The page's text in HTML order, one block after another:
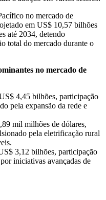
no mercado de
em US$ 10,57 bilhões
até 2034, detendo
total do mercado durante o
no mercado de
4,45 bilhões, participação
pela expansão da rede e
mil milhões de dólares,
pela eletrificação rural
3,12 bilhões, participação
iniciativas avançadas de